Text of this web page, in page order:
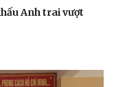
Anh trai vượt